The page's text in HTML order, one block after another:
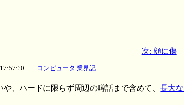
次: 顔に傷
17:57:30 コンピュータ 業界記
、ハードに限らず周辺の噂話まで含めて、長大な